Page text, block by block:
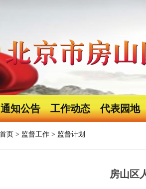
通知公告 工作动态 代表园地
首页 > 监督工作 > 监督计划
房山区